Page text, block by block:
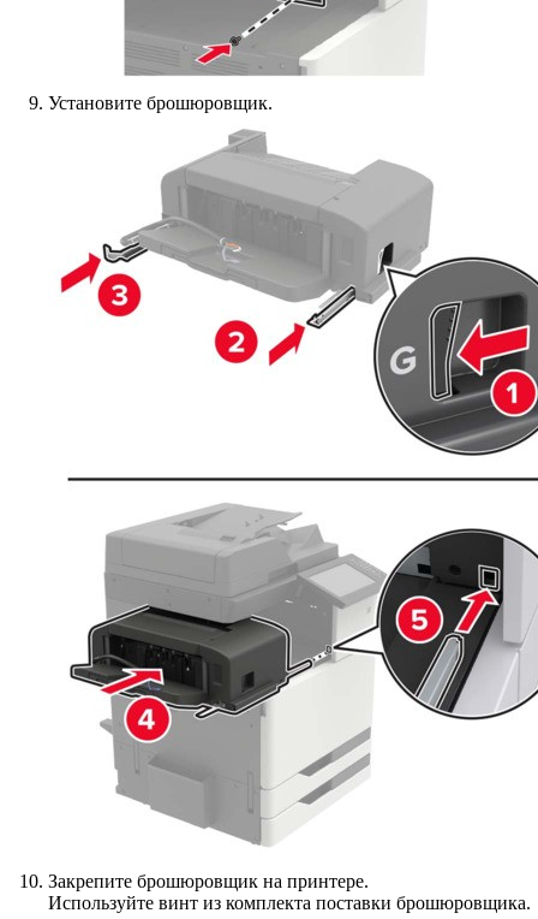
Установите брошюровщик.
Закрепите брошюровщик на принтере.
Используйте винт из комплекта поставки брошюровщика.